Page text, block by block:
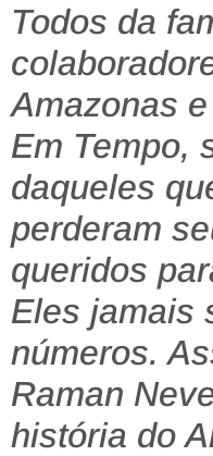
Todos da
Amazonas
Em Tempo,
daqueles
perderam
queridos
Eles jamais
números.
Raman
história do